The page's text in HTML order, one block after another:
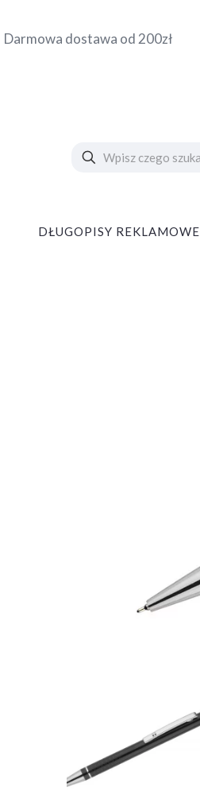
Darmowa dostawa od 200zł
DŁUGOPISY REKLAMOWE